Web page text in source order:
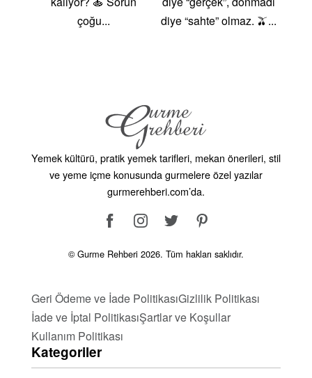
churros, genellikle sıcak çikolata sosuna batırılarak
tüketilen bir tatlıdır. Sabah kahvaltısında veya günün
malzemeler kullanarak besleyici ve dengeli bir
beslenme sağlar. Zeytinyağı, kalp sağlığını
desteklerken, deniz ürünleri omega-3 yağ asitleri
bakımından zengindir ve genel sağlığı destekler.
Sebzeler ve taze otlar, vitamin ve mineral açısından
zengindir ve sindirimi destekler. Ayrıca, İspanyol
mutfağının Akdeniz diyeti, uzun ömür ve sağlıklı
KeşfedinSayfamızda sunduğumuz İspanyol mutfağı
taşıyabilirsiniz. Her tarif, İspanya’nın geleneksel
tatlarını ve pişirme yöntemlerini yansıtır. İspanyol
mutfağının bu özel lezzetlerini keşfetmek ve
sofralarınızı şenlendirmek için tariflerimizi deneyin.
¡Buen provecho!
Yemek kültürü, pratik yemek tarifleri, mekan önerileri, stil
ve yeme içme konusunda gurmelere özel yazılar
gurmerehberi.com’da.
© Gurme Rehberi 2026. Tüm hakları saklıdır.
Geri Ödeme ve İade PolitikasıGizlilik Politikası
İade ve İptal PolitikasıŞartlar ve Koşullar
Kullanım Politikası
Kategoriler